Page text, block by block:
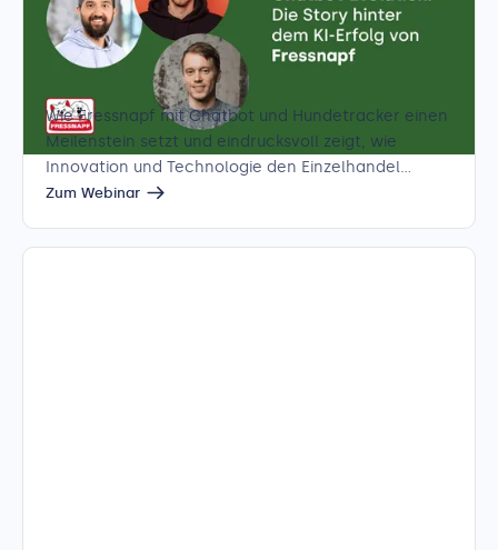
Chatbot-Evolution: Die Story hinter
dem KI-Erfolg von Fressnapf
Für Kundenservice-Expert:innen
Wie Fressnapf mit Chatbot und Hundetracker einen
Meilenstein setzt und eindrucksvoll zeigt, wie
Innovation und Technologie den Einzelhandel
transformieren können.
Zum Webinar